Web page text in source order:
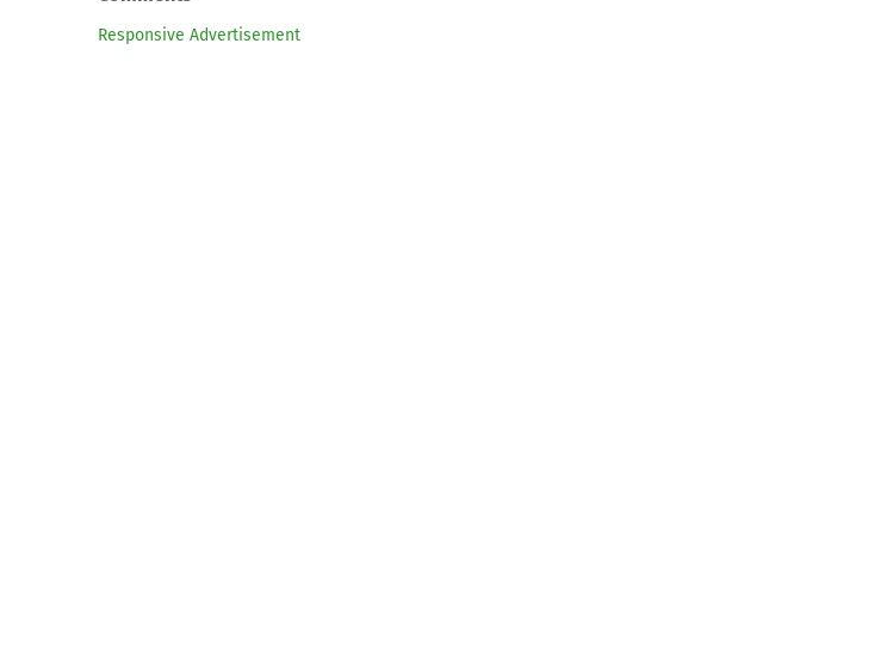
Responsive Advertisement